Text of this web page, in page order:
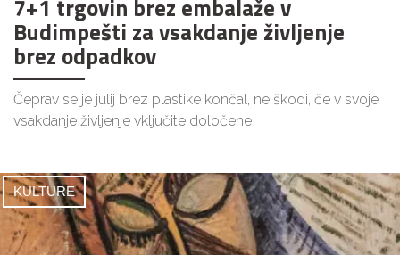
7+1 trgovin brez embalaže v
Budimpešti za vsakdanje življenje
brez odpadkov
Čeprav se je julij brez plastike končal, ne škodi, če v svoje
vsakdanje življenje vključite določene
KULTURE